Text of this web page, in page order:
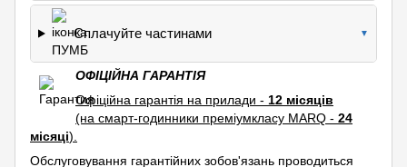
Сплачуйте частинами ▼
ОФІЦІЙНА ГАРАНТІЯ
Офіційна гарантія на прилади - 12 місяців
(на смарт-годинники преміумкласу MARQ - 24
місяці).
Обслуговування гарантійних зобов'язань проводиться